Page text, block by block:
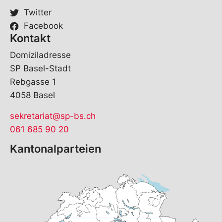
Twitter
Facebook
Kontakt
Domiziladresse
SP Basel-Stadt
Rebgasse 1
4058 Basel
sekretariat@sp-bs.ch
061 685 90 20
Kantonalparteien